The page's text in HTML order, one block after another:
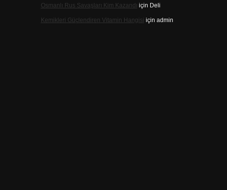
Osmanlı Rus Savaşları Kim Kazandı için Deli
Kemikleri Güçlendiren Vitamin Hangisi için admin